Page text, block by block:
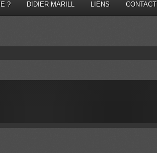
? DIDIER MARILL LIENS CONTACT